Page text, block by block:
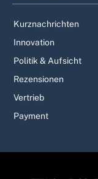
Kurznachrichten
Innovation
Politik & Aufsicht
Rezensionen
Vertrieb
Payment